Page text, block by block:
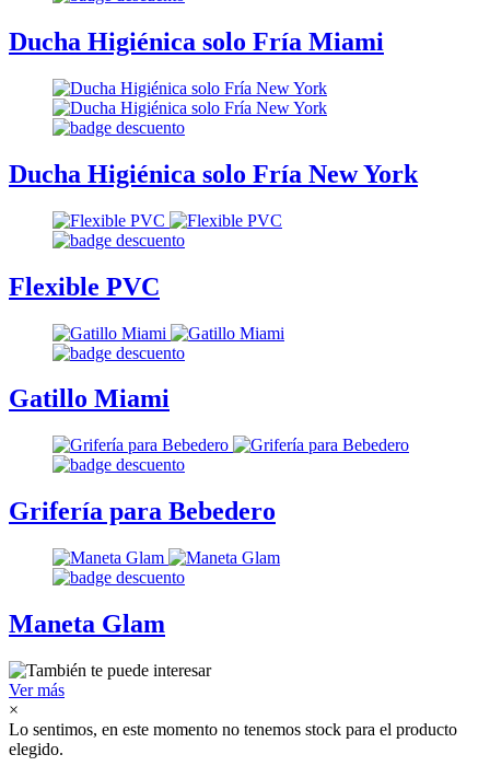
Ducha Higiénica solo Fría Miami
Ducha Higiénica solo Fría New York
Flexible PVC
Gatillo Miami
Grifería para Bebedero
Maneta Glam
Ver más
×
Lo sentimos, en este momento no tenemos stock para el producto
elegido.